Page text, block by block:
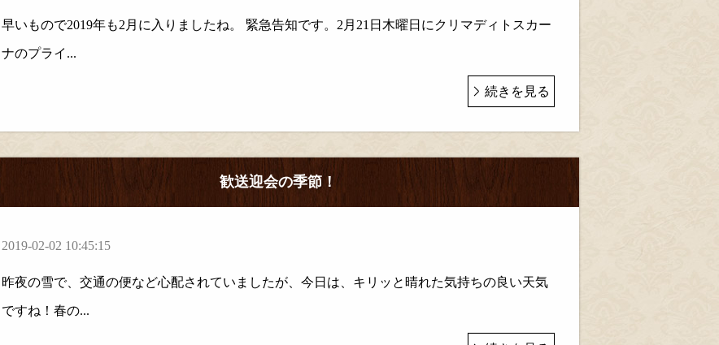
早いもので2019年も2月に入りましたね。 緊急告知です。2月21日木曜日にクリマディトスカー
ナのプライ...
続きを見る
歓送迎会の季節！
2019-02-02 10:45:15
昨夜の雪で、交通の便など心配されていましたが、今日は、キリッと晴れた気持ちの良い天気
ですね！春の...